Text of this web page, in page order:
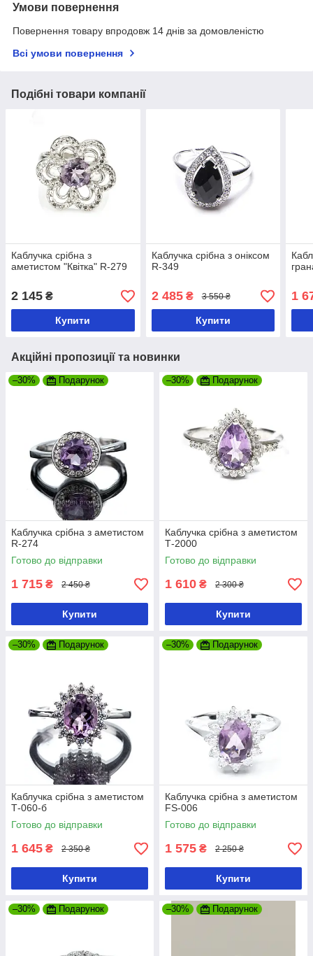
Умови повернення
Повернення товару впродовж 14 днів за домовленістю
Всі умови повернення
Подібні товари компанії
Каблучка срібна з
аметистом "Квітка" R-279
2 145 ₴
Купити
Каблучка срібна з оніксом
R-349
2 485₴ 3 550 ₴
Купити
1
Акційні пропозиції та новинки
–30% Подарунок
Каблучка срібна з аметистом
R-274
Готово до відправки
1 715 ₴ 2 450 ₴
Купити
–30% Подарунок
Каблучка срібна з аметистом
Т-2000
Готово до відправки
1 610 ₴ 2 300 ₴
Купити
–30% Подарунок
Каблучка срібна з аметистом
Т-060-б
Готово до відправки
1 645 ₴ 2 350 ₴
Купити
–30% Подарунок
Каблучка срібна з аметистом
FS-006
Готово до відправки
1 575 ₴ 2 250 ₴
Купити
–30% Подарунок –30% Подарунок